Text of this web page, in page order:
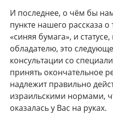
И последнее, о чём бы
пункте нашего рассказа
«синяя бумага», и
обладателю, это
консультации со
принять окончательное
надлежит правильно
израильскими нормами,
оказалась у Вас на руках.